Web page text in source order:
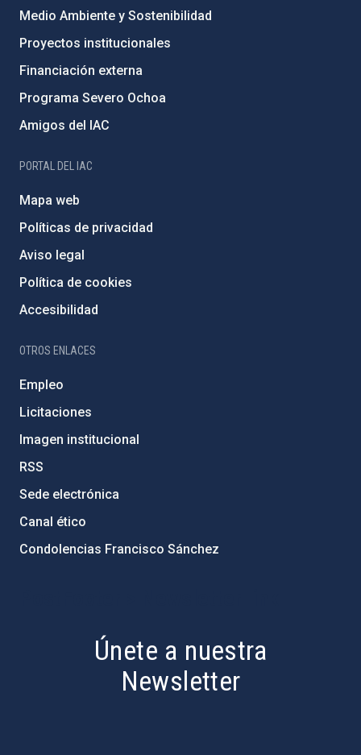
Medio Ambiente y Sostenibilidad
Proyectos institucionales
Financiación externa
Programa Severo Ochoa
Amigos del IAC
PORTAL DEL IAC
Mapa web
Políticas de privacidad
Aviso legal
Política de cookies
Accesibilidad
OTROS ENLACES
Empleo
Licitaciones
Imagen institucional
RSS
Sede electrónica
Canal ético
Condolencias Francisco Sánchez
Únete a nuestra
Newsletter